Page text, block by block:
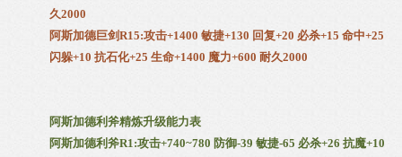
久2000
阿斯加德巨剑R15:攻击+1400 敏捷+130 回复+20 必杀+15 命中+25
闪躲+10 抗石化+25 生命+1400 魔力+600 耐久2000
阿斯加德利斧精炼升级能力表
阿斯加德利斧R1:攻击+740~780 防御-39 敏捷-65 必杀+26 抗魔+10